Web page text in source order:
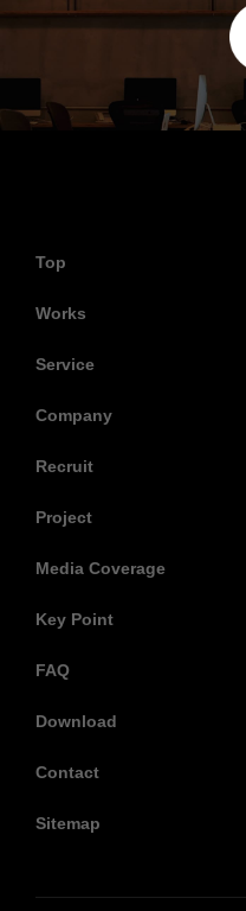
Top
Works
Service
Company
Recruit
Project
Media Coverage
Key Point
FAQ
Download
Contact
Sitemap